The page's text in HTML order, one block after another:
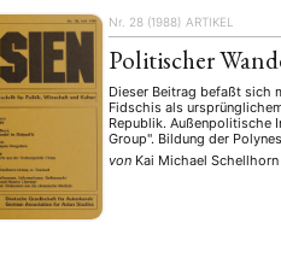
Nr. 28 (1988) ARTIKEL
Politischer
Dieser Beitrag befaßt sich
Fidschis als
Republik. Außenpolitische
Group". Bildung der
von Kai Michael Schellhorn